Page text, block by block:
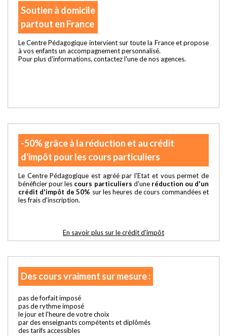
Soutien à domicile
partout en France
Le Centre Pédagogique intervient sur toute la France et propose
à vos enfants un accompagnement personnalisé.
Pour plus d'informations, contactez l'une de nos agences.
-50% grâce à la réduction et au crédit
d'impôt pour les cours particuliers
Le Centre Pédagogique est agréé par l'Etat et vous permet de
bénéficier pour les cours particuliers d'une réduction ou d'un
crédit d'impôt de 50% sur les heures de cours commandées et
les frais d'inscription.
En savoir plus sur le crédit d'impôt
Des cours vraiment sur mesure :
pas de forfait imposé
pas de rythme imposé
le jour et l'heure de votre choix
par des enseignants compétents et diplômés
des tarifs accessibles